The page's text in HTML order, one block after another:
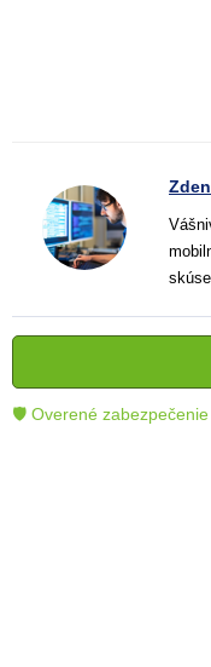
🛡 Overené zabezpečenie